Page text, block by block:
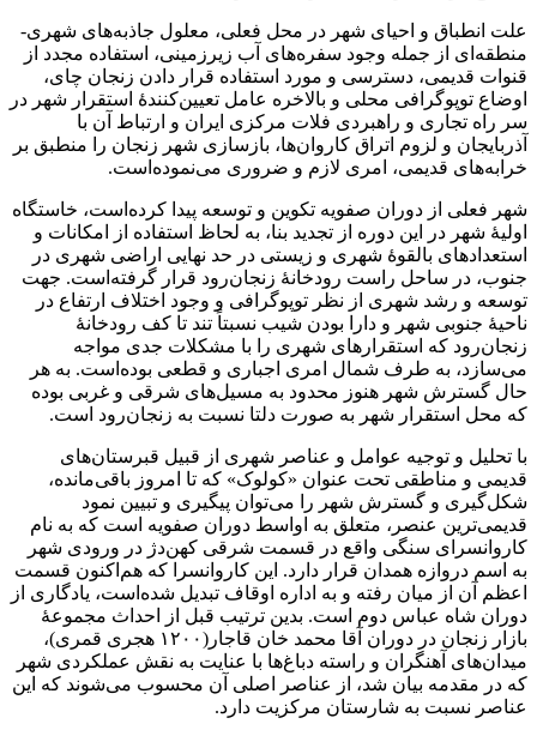
علت انطباق و احیای شهر در محل فعلی، معلول جاذبه‌های شهری-
منطقه‌ای از جمله وجود سفره‌های آب زیرزمینی، استفاده مجدد از
قنوات قدیمی، دسترسی و مورد استفاده قرار دادن زنجان چای،
اوضاع توپوگرافی محلی و بالاخره عامل تعیین‌کنندهٔ استقرار شهر در
سر راه تجاری و راهبردی فلات مرکزی ایران و ارتباط آن با
آذربایجان و لزوم اتراق کاروان‌ها، بازسازی شهر زنجان را منطبق بر
خرابه‌های قدیمی، امری لازم و ضروری می‌نموده‌است.
شهر فعلی از دوران صفویه تکوین و توسعه پیدا کرده‌است، خاستگاه
اولیهٔ شهر در این دوره از تجدید بنا، به لحاظ استفاده از امکانات و
استعدادهای بالقوهٔ شهری و زیستی در حد نهایی اراضی شهری در
جنوب، در ساحل راست رودخانهٔ زنجان‌رود قرار گرفته‌است. جهت
توسعه و رشد شهری از نظر توپوگرافی و وجود اختلاف ارتفاع در
ناحیهٔ جنوبی شهر و دارا بودن شیب نسبتاً تند تا کف رودخانهٔ
زنجان‌رود که استقرارهای شهری را با مشکلات جدی مواجه
می‌سازد، به طرف شمال امری اجباری و قطعی بوده‌است. به هر
حال گسترش شهر هنوز محدود به مسیل‌های شرقی و غربی بوده
که محل استقرار شهر به صورت دلتا نسبت به زنجان‌رود است.
با تحلیل و توجیه عوامل و عناصر شهری از قبیل قبرستان‌های
قدیمی و مناطقی تحت عنوان «کولوک» که تا امروز باقی‌مانده،
شکل‌گیری و گسترش شهر را می‌توان پیگیری و تبیین نمود
قدیمی‌ترین عنصر، متعلق به اواسط دوران صفویه است که به نام
کاروانسرای سنگی واقع در قسمت شرقی کهن‌دژ در ورودی شهر
به اسم دروازه همدان قرار دارد. این کاروانسرا که هم‌اکنون قسمت
اعظم آن از میان رفته و به اداره اوقاف تبدیل شده‌است، یادگاری از
دوران شاه عباس دوم است. بدین ترتیب قبل از احداث مجموعهٔ
بازار زنجان در دوران آقا محمد خان قاجار(۱۲۰۰ هجری قمری)،
میدان‌های آهنگران و راسته دباغ‌ها با عنایت به نقش عملکردی شهر
که در مقدمه بیان شد، از عناصر اصلی آن محسوب می‌شوند که این
عناصر نسبت به شارستان مرکزیت دارد.